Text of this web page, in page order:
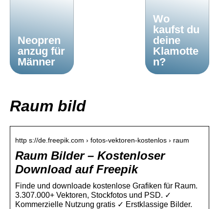
Neopren
anzug für
Männer
Wo
kaufst du
deine
Klamotte
n?
Raum bild
http s://de.freepik.com › fotos-vektoren-kostenlos › raum
Raum Bilder – Kostenloser
Download auf Freepik
Finde und downloade kostenlose Grafiken für Raum.
3.307.000+ Vektoren, Stockfotos und PSD. ✓
Kommerzielle Nutzung gratis ✓ Erstklassige Bilder.